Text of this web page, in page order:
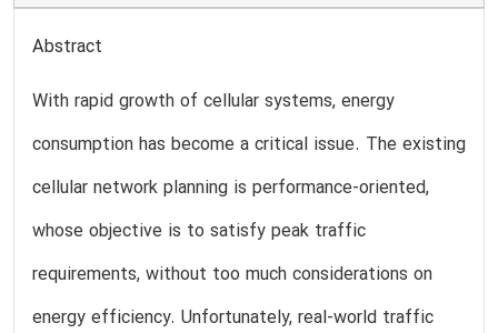
Abstract
With rapid growth of cellular systems, energy
consumption has become a critical issue. The existing
cellular network planning is performance-oriented,
whose objective is to satisfy peak traffic
requirements, without too much considerations on
energy efficiency. Unfortunately, real-world traffic